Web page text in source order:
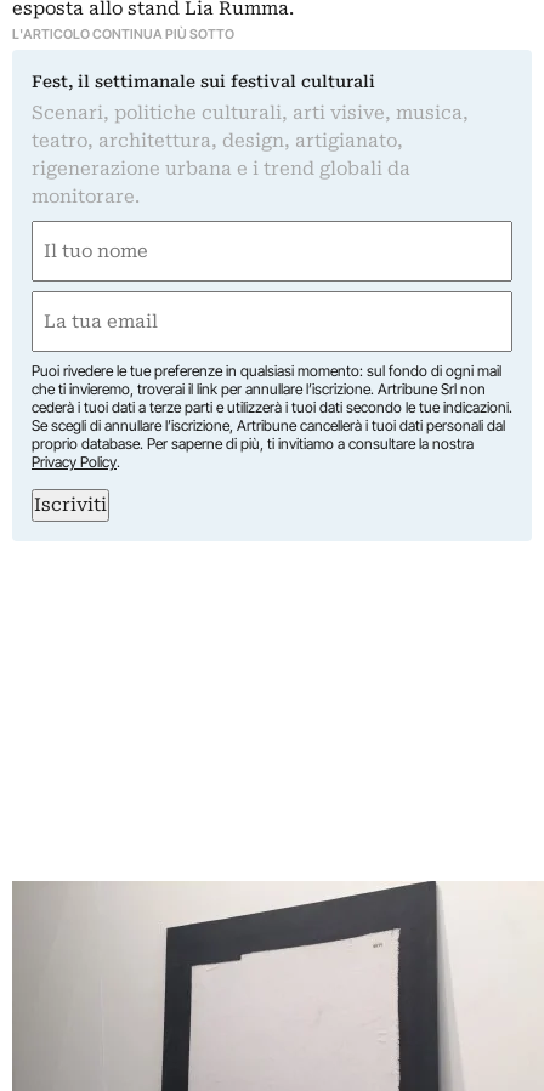
esposta allo stand Lia Rumma.
L'ARTICOLO CONTINUA PIÙ SOTTO
Fest, il settimanale sui festival culturali
Scenari, politiche culturali, arti visive, musica,
teatro, architettura, design, artigianato,
rigenerazione urbana e i trend globali da
monitorare.
(Obbligatorio)
Nome
(Obbligatorio)
Puoi rivedere le tue preferenze in qualsiasi momento: sul fondo di ogni mail
che ti invieremo, troverai il link per annullare l’iscrizione. Artribune Srl non
cederà i tuoi dati a terze parti e utilizzerà i tuoi dati secondo le tue indicazioni.
Se scegli di annullare l’iscrizione, Artribune cancellerà i tuoi dati personali dal
proprio database. Per saperne di più, ti invitiamo a consultare la nostra
Privacy Policy.
Iscriviti